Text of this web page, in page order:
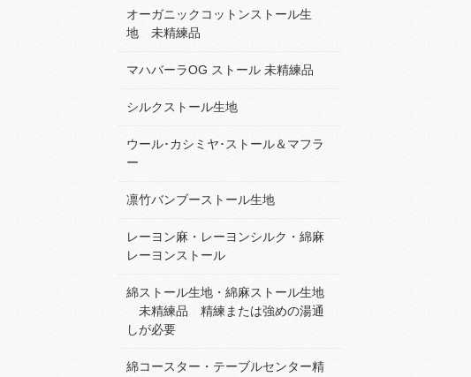
オーガニックコットンストール生
地 未精練品
マハバーラOG ストール 未精練品
シルクストール生地
ウール･カシミヤ･ストール＆マフラ
ー
凛竹バンブーストール生地
レーヨン麻・レーヨンシルク・綿麻
レーヨンストール
綿ストール生地・綿麻ストール生地
未精練品 精練または強めの湯通
しが必要
綿コースター・テーブルセンター精